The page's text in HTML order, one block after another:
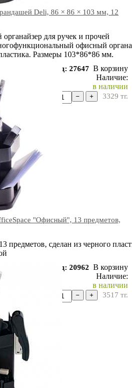
Deli, 86 × 86 × 103 мм, 12
для ручек и прочей
офисный
Размеры 103*86*86 мм.
Код: 27647 В корзину
Наличие:
в наличии
3329 тг.
− +
"Офисный", 13 предметов,
предметов, сделан из черного
Код: 20962 В корзину
Наличие:
в наличии
3517 тг.
− +